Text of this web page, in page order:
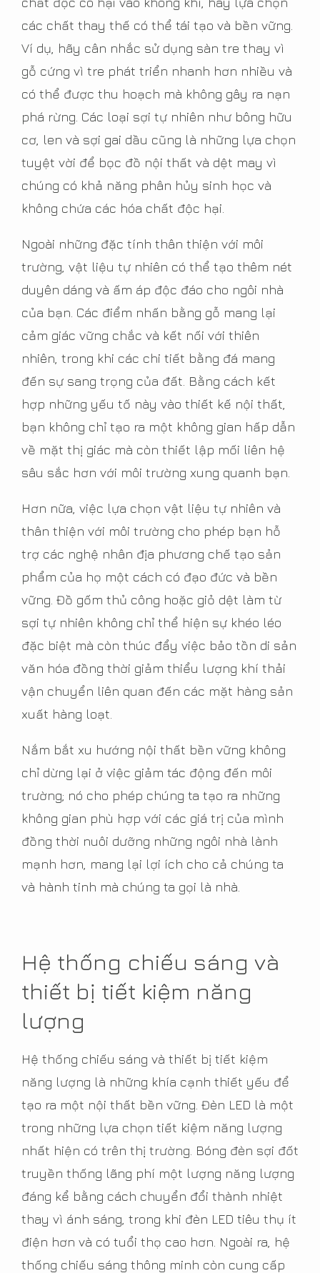
các chất thay thế có thể tái tạo và bền vững.
Ví dụ, hãy cân nhắc sử dụng sàn tre thay vì
gỗ cứng vì tre phát triển nhanh hơn nhiều và
có thể được thu hoạch mà không gây ra nạn
phá rừng. Các loại sợi tự nhiên như bông hữu
cơ, len và sợi gai dầu cũng là những lựa chọn
tuyệt vời để bọc đồ nội thất và dệt may vì
chúng có khả năng phân hủy sinh học và
không chứa các hóa chất độc hại.
Ngoài những đặc tính thân thiện với môi
trường, vật liệu tự nhiên có thể tạo thêm nét
duyên dáng và ấm áp độc đáo cho ngôi nhà
của bạn. Các điểm nhấn bằng gỗ mang lại
cảm giác vững chắc và kết nối với thiên
nhiên, trong khi các chi tiết bằng đá mang
đến sự sang trọng của đất. Bằng cách kết
hợp những yếu tố này vào thiết kế nội thất,
bạn không chỉ tạo ra một không gian hấp dẫn
về mặt thị giác mà còn thiết lập mối liên hệ
sâu sắc hơn với môi trường xung quanh bạn.
Hơn nữa, việc lựa chọn vật liệu tự nhiên và
thân thiện với môi trường cho phép bạn hỗ
trợ các nghệ nhân địa phương chế tạo sản
phẩm của họ một cách có đạo đức và bền
vững. Đồ gốm thủ công hoặc giỏ dệt làm từ
sợi tự nhiên không chỉ thể hiện sự khéo léo
đặc biệt mà còn thúc đẩy việc bảo tồn di sản
văn hóa đồng thời giảm thiểu lượng khí thải
vận chuyển liên quan đến các mặt hàng sản
xuất hàng loạt.
Nắm bắt xu hướng nội thất bền vững không
chỉ dừng lại ở việc giảm tác động đến môi
trường; nó cho phép chúng ta tạo ra những
không gian phù hợp với các giá trị của mình
đồng thời nuôi dưỡng những ngôi nhà lành
mạnh hơn, mang lại lợi ích cho cả chúng ta
và hành tinh mà chúng ta gọi là nhà.
Hệ thống chiếu sáng và
thiết bị tiết kiệm năng
lượng
Hệ thống chiếu sáng và thiết bị tiết kiệm
năng lượng là những khía cạnh thiết yếu để
tạo ra một nội thất bền vững. Đèn LED là một
trong những lựa chọn tiết kiệm năng lượng
nhất hiện có trên thị trường. Bóng đèn sợi đốt
truyền thống lãng phí một lượng năng lượng
đáng kể bằng cách chuyển đổi thành nhiệt
thay vì ánh sáng, trong khi đèn LED tiêu thụ ít
điện hơn và có tuổi thọ cao hơn. Ngoài ra, hệ
thống chiếu sáng thông minh còn cung cấp